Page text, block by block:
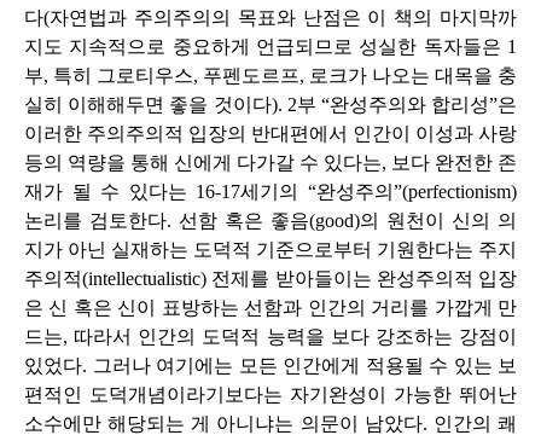
다(자연법과 주의주의의 목표와 난점은 이 책의 마지막까
지도 지속적으로 중요하게 언급되므로 성실한 독자들은 1
부, 특히 그로티우스, 푸펜도르프, 로크가 나오는 대목을 충
실히 이해해두면 좋을 것이다). 2부 “완성주의와 합리성”은
이러한 주의주의적 입장의 반대편에서 인간이 이성과 사랑
등의 역량을 통해 신에게 다가갈 수 있다는, 보다 완전한 존
재가 될 수 있다는 16-17세기의 “완성주의”(perfectionism)
논리를 검토한다. 선함 혹은 좋음(good)의 원천이 신의 의
지가 아닌 실재하는 도덕적 기준으로부터 기원한다는 주지
주의적(intellectualistic) 전제를 받아들이는 완성주의적 입장
은 신 혹은 신이 표방하는 선함과 인간의 거리를 가깝게 만
드는, 따라서 인간의 도덕적 능력을 보다 강조하는 강점이
있었다. 그러나 여기에는 모든 인간에게 적용될 수 있는 보
편적인 도덕개념이라기보다는 자기완성이 가능한 뛰어난
소수에만 해당되는 게 아니냐는 의문이 남았다. 인간의 쾌